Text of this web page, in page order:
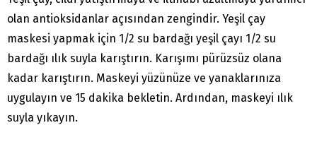
olan antioksidanlar açısından zengindir. Yeşil çay
maskesi yapmak için 1/2 su bardağı yeşil çayı 1/2 su
bardağı ılık suyla karıştırın. Karışımı pürüzsüz olana
kadar karıştırın. Maskeyi yüzünüze ve yanaklarınıza
uygulayın ve 15 dakika bekletin. Ardından, maskeyi ılık
suyla yıkayın.